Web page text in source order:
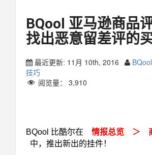
BQool 亚马逊商品
找出恶意留差评的
最近更新: 11月 10th, 2016 BQool
技巧
阅览量： 3,910
BQool 比酷尔在 情报总览 ＞
中，推出新出的挂件！